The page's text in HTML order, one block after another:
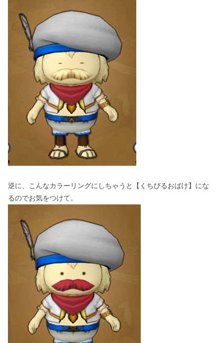
逆に、こんなカラーリングにしちゃうと【くちびるおばけ】にな
るのでお気をつけて。